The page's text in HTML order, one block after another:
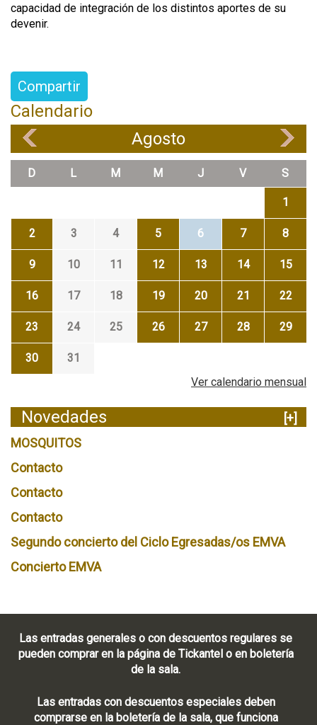
capacidad de integración de los distintos aportes de su
devenir.
Compartir
Calendario
Agosto
D L M M J V S
1
2 3 4 5 6 7 8
9 10 11 12 13 14 15
16 17 18 19 20 21 22
23 24 25 26 27 28 29
30
31
Ver calendario mensual
Novedades
[+]
MOSQUITOS
Contacto
Contacto
Contacto
Segundo concierto del Ciclo Egresadas/os EMVA
Concierto EMVA
Las entradas generales o con descuentos regulares se
pueden comprar en la página de Tickantel o en boletería
de la sala.
Las entradas con descuentos especiales deben
comprarse en la boletería de la sala, que funciona